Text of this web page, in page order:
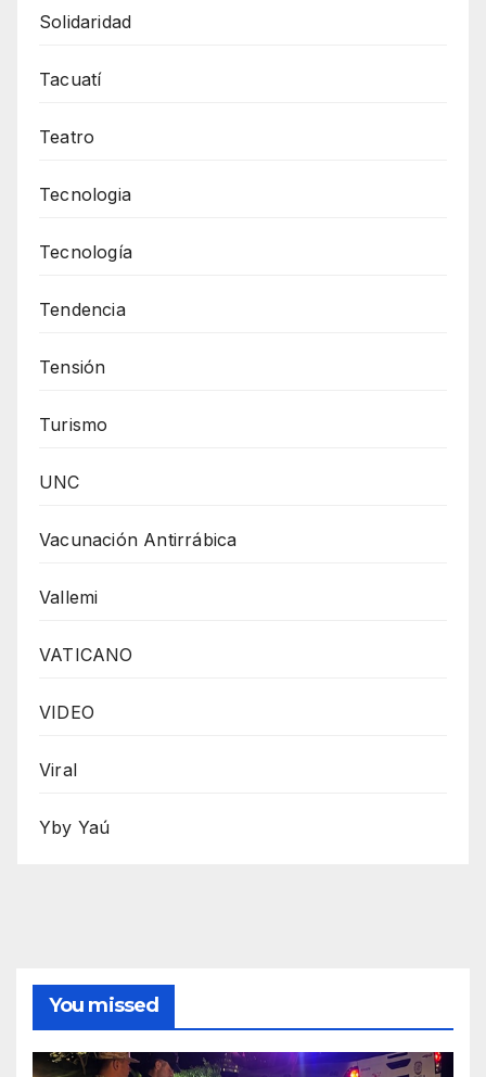
Solidaridad
Tacuatí
Teatro
Tecnologia
Tecnología
Tendencia
Tensión
Turismo
UNC
Vacunación Antirrábica
Vallemi
VATICANO
VIDEO
Viral
Yby Yaú
You missed